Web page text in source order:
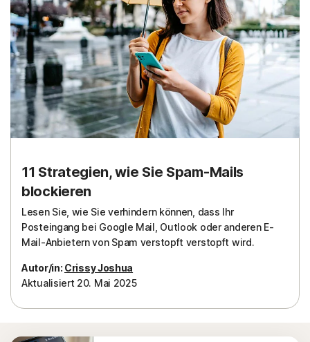
Einloggen
11 Strategien, wie Sie Spam-Mails
blockieren
Lesen Sie, wie Sie verhindern können, dass Ihr
Posteingang bei Google Mail, Outlook oder anderen E-
Mail-Anbietern von Spam verstopft verstopft wird.
Autor/in: Crissy Joshua
Aktualisiert 20. Mai 2025